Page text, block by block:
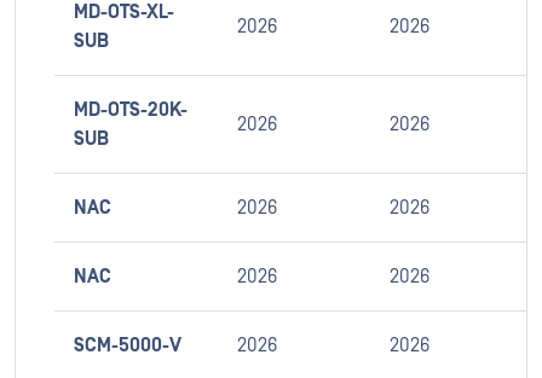
MD-OTS-XL-
SUB
2026 2026
MD-OTS-20K-
SUB
2026 2026
NAC 2026 2026
NAC 2026 2026
SCM-5000-V 2026 2026